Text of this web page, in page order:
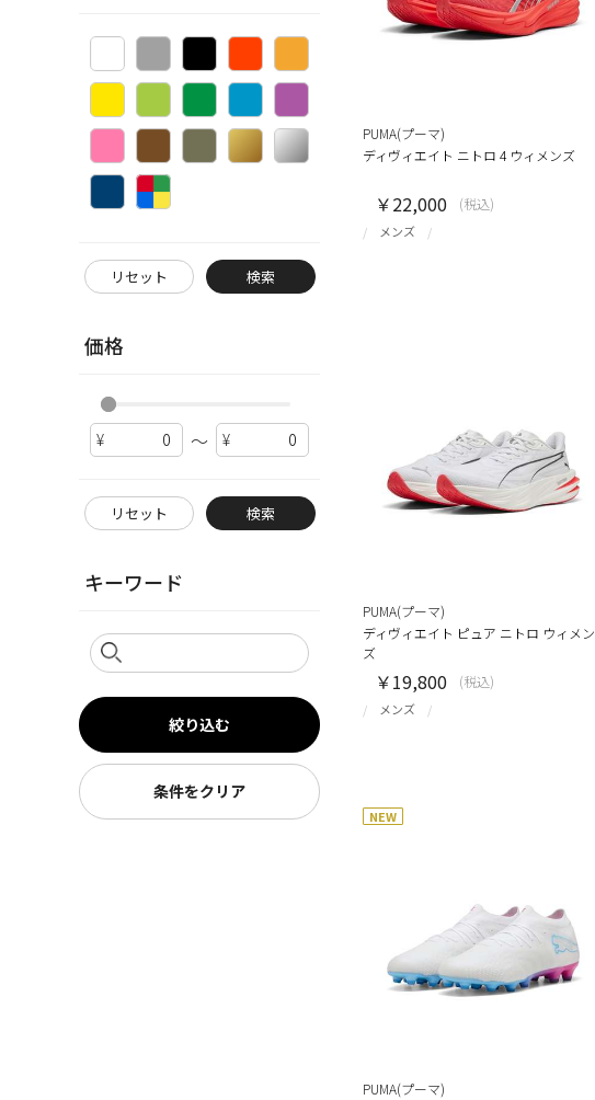
リセット 検索
価格
～
リセット 検索
キーワード
絞り込む
条件をクリア
PUMA(プーマ)
ディヴィエイト ニトロ 4 ウィメンズ
メンズ
￥22,000 (税込)
PUMA(プーマ)
ディヴィエイト ピュア ニトロ ウィメン
ズ
メンズ
￥19,800 (税込)
NEW
PUMA(プーマ)